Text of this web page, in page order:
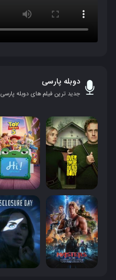
دوبله پارسی
جدید ترین فیلم های دوبله پارسی